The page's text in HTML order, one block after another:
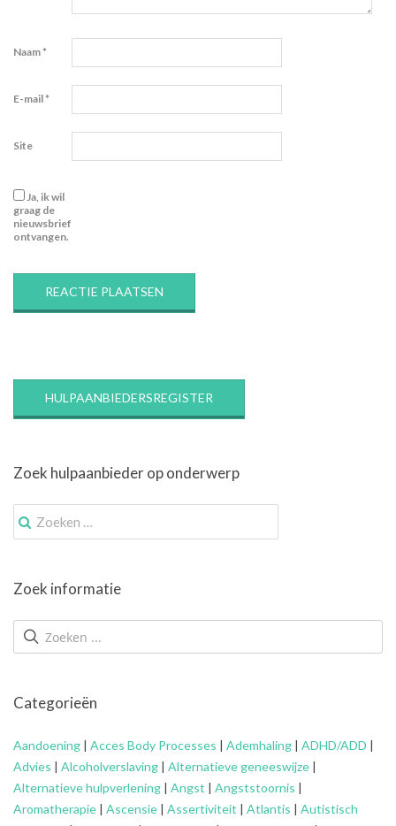
Naam*
E-mail*
Site
Ja, ik wil
graag de
nieuwsbrief
ontvangen.
HULPAANBIEDERSREGISTER
Zoek hulpaanbieder op onderwerp
Zoek
naar:
Zoek informatie
Categorieën
Aandoening | Acces Body Processes | Ademhaling | ADHD/ADD |
Advies | Alcoholverslaving | Alternatieve geneeswijze |
Alternatieve hulpverlening | Angst | Angststoornis |
Aromatherapie | Ascensie | Assertiviteit | Atlantis | Autistisch